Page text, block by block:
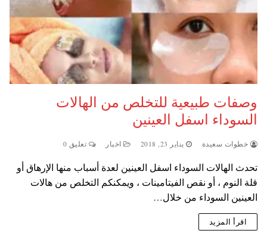
وصفات طبيعية للتخلص من الهالات
السوداء اسفل العينين
خطوات سعيدة يناير 23, 2018 اخبار تعليق 0
تحدث الهالات السوداء اسفل العينين لعدة أسباب منها الإرهاق أو
قلة النوم ، أو نقص الفيتامينات ، ويمكنكم التخلص من هالات
العينين السوداء من خلال…
اقرأ المزيد